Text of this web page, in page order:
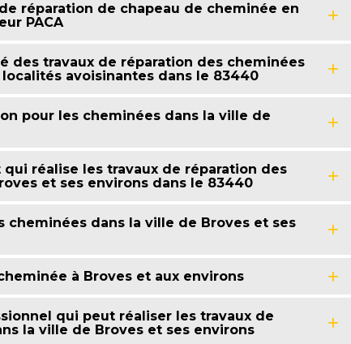
réparation de chapeau de cheminée en
PACA
des travaux de réparation des cheminées
avoisinantes dans le 83440
pour les cheminées dans la ville de
qui réalise les travaux de réparation des
et ses environs dans le 83440
cheminées dans la ville de Broves et ses
à Broves et aux environs
qui peut réaliser les travaux de
la ville de Broves et ses environs